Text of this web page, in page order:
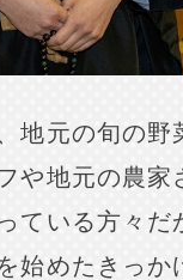
地元の旬の野
や地元の農
ている方々
始めたきっか